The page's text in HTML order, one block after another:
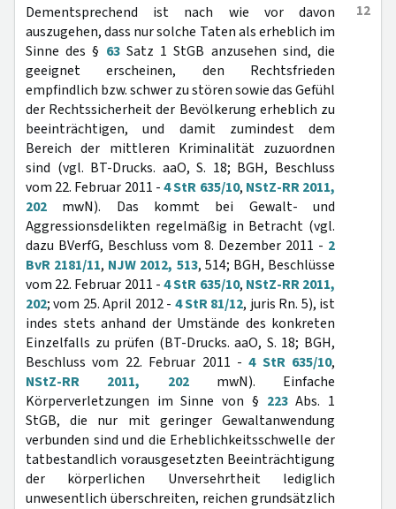
12
Dementsprechend ist nach wie vor davon
auszugehen, dass nur solche Taten als erheblich im
Sinne des § 63Satz 1 StGB anzusehen sind, die
geeignet erscheinen, den Rechtsfrieden
empfindlich bzw. schwer zu stören sowie das Gefühl
der Rechtssicherheit der Bevölkerung erheblich zu
beeinträchtigen, und damit zumindest dem
Bereich der mittleren Kriminalität zuzuordnen
sind (vgl. BT-Drucks. aaO, S. 18; BGH, Beschluss
vom 22. Februar 2011 -4 StR 635/10, NStZ-RR 2011,
202 mwN). Das kommt bei Gewalt- und
Aggressionsdelikten regelmäßig in Betracht (vgl.
dazu BVerfG, Beschluss vom 8. Dezember 2011 - 2
BvR 2181/11, NJW 2012, 513, 514; BGH, Beschlüsse
vom 22. Februar 2011 -4 StR 635/10, NStZ-RR 2011,
202; vom 25. April 2012 - 4 StR 81/12, juris Rn. 5), ist
indes stets anhand der Umstände des konkreten
Einzelfalls zu prüfen (BT-Drucks. aaO, S. 18; BGH,
Beschluss vom 22. Februar 2011 -4 StR 635/10,
NStZ-RR 2011, 202mwN). Einfache
Körperverletzungen im Sinne von § 223Abs. 1
StGB, die nur mit geringer Gewaltanwendung
verbunden sind und die Erheblichkeitsschwelle der
tatbestandlich vorausgesetzten Beeinträchtigung
der körperlichen Unversehrtheit lediglich
unwesentlich überschreiten, reichen grundsätzlich